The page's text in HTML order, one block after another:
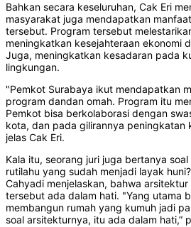
Bahkan secara keseluruhan, Cak Eri
masyarakat juga mendapatkan
tersebut. Program tersebut
meningkatkan kesejahteraan ekonomi
Juga, meningkatkan kesadaran pada
lingkungan.
"Pemkot Surabaya ikut mendapatkan
program dandan omah. Program itu
Pemkot bisa berkolaborasi dengan
kota, dan pada gilirannya peningkatan
jelas Cak Eri.
Kala itu, seorang juri juga bertanya
rutilahu yang sudah menjadi layak
Cahyadi menjelaskan, bahwa
tersebut ada dalam hati. "Yang utama
membangun rumah yang kumuh jadi
soal arsitekturnya, itu ada dalam hati,”